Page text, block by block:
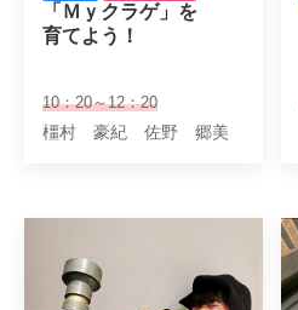
「Ｍｙクラゲ」を
育てよう！
10：20～12：20
橿村 豪紀 佐野 郷美